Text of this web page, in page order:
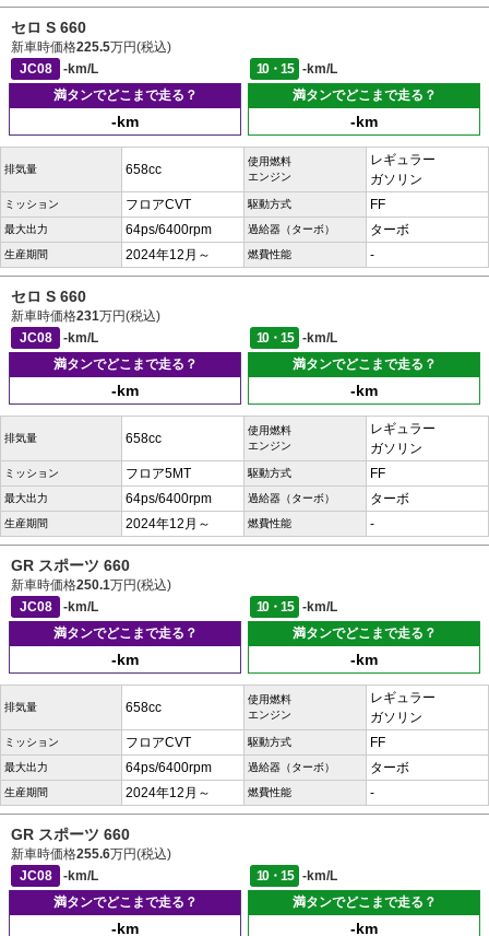
セロ S 660
新車時価格225.5万円(税込)
JC08
-km/L 10・15
-km/L
満タンでどこまで走る？
-km
満タンでどこまで走る？
-km
排気量 658cc
使用燃料
エンジン
レギュラー
ガソリン
ミッション フロアCVT 駆動方式 FF
最大出力 64ps/6400rpm 過給器（ターボ） ターボ
生産期間 2024年12月～ 燃費性能 -
セロ S 660
新車時価格231万円(税込)
JC08
-km/L 10・15
-km/L
満タンでどこまで走る？
-km
満タンでどこまで走る？
-km
排気量 658cc
使用燃料
エンジン
レギュラー
ガソリン
ミッション フロア5MT 駆動方式 FF
最大出力 64ps/6400rpm 過給器（ターボ） ターボ
生産期間 2024年12月～ 燃費性能 -
GR スポーツ 660
新車時価格250.1万円(税込)
JC08
-km/L 10・15
-km/L
満タンでどこまで走る？
-km
満タンでどこまで走る？
-km
排気量 658cc
使用燃料
エンジン
レギュラー
ガソリン
ミッション フロアCVT 駆動方式 FF
最大出力 64ps/6400rpm 過給器（ターボ） ターボ
生産期間 2024年12月～ 燃費性能 -
GR スポーツ 660
新車時価格255.6万円(税込)
JC08
-km/L 10・15
-km/L
満タンでどこまで走る？
-km
満タンでどこまで走る？
-km